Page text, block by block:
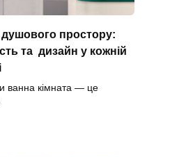
простору:
та дизайн у кожній
ванна кімната — це